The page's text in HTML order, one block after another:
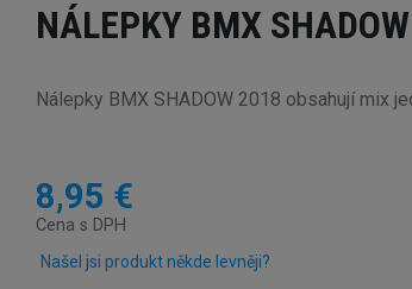
NÁLEPKY BMX
Nálepky BMX SHADOW 2018 obsahují mix
8,95 €
Cena s DPH
Našel jsi produkt někde levněji?